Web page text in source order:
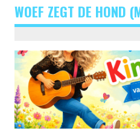
WOEF ZEGT DE HOND